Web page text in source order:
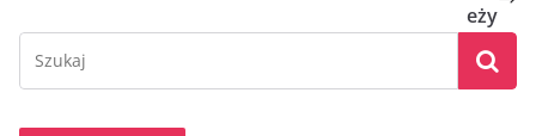
eży